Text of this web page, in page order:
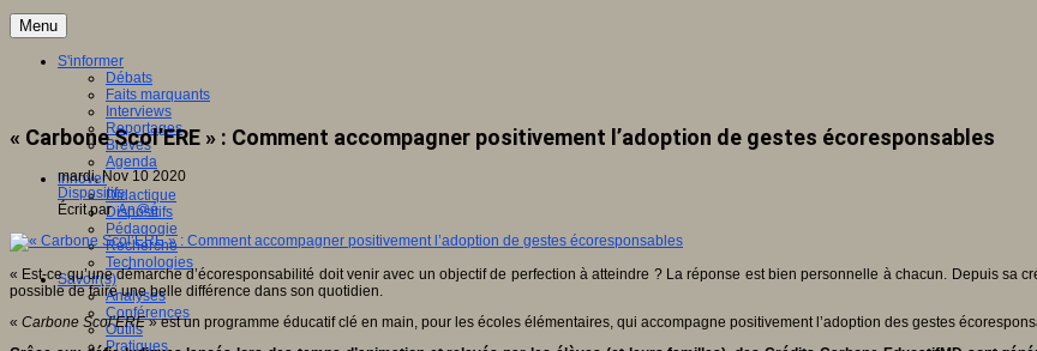
Menu
S'informer
Débats
Faits marquants
Interviews
Reportages
Brèves
Agenda
Innover
Didactique
Dispositifs
Pédagogie
Recherche
Technologies
Savoir(s)
Analyses
Conférences
Outils
Pratiques
« Carbone Scol’ERE » : Comment accompagner positivement l’adoption de gestes écoresponsables
mardi, Nov 10 2020
Dispositifs
Écrit parAn@é
« Est-ce qu’une démarche d’écoresponsabilité doit venir avec un objectif de perfection à atteindre ? La réponse est bien personnelle à chacun. Depuis sa
possible de faire une belle différence dans son quotidien.
« Carbone Scol’ERE» est un programme éducatif clé en main, pour les écoles élémentaires, qui accompagne positivement l’adoption des gestes